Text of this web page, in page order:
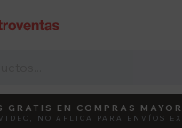
DEBUT ACTIVÁ EL
GRATIS EN COMPRAS
NO APLICA PARA ENVÍOS